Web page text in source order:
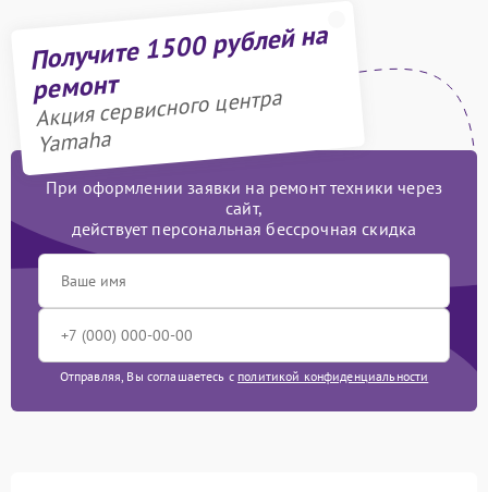
Получите 1500 рублей на
ремонт
Акция сервисного центра
Yamaha
При оформлении заявки на ремонт техники через
сайт,
действует персональная бессрочная скидка
Отправляя, Вы соглашаетесь с политикой конфиденциальности